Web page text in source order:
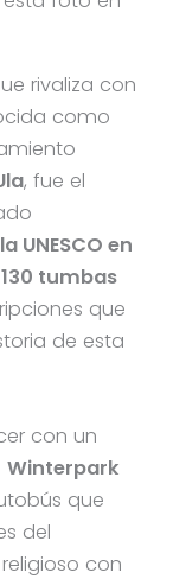
rivaliza con
como
, fue el
UNESCO en
130 tumbas
que
de esta
con un
Winterpark
que
del
con